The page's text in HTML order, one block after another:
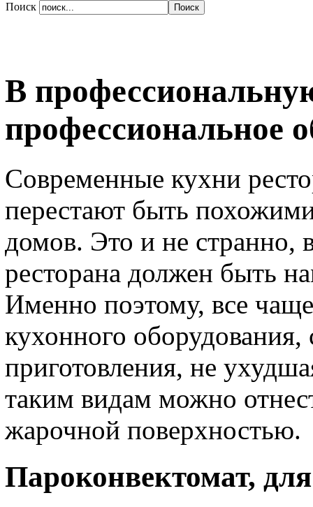
Поиск
В
профессиональное
Современные кухни
перестают быть
домов. Это и не странно,
ресторана должен быть
Именно поэтому, все
кухонного
приготовления, не
таким видам можно
жарочной поверхностью.
Пароконвектомат,